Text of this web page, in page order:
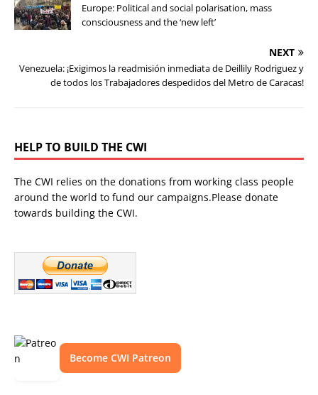
Europe: Political and social polarisation, mass
consciousness and the ‘new left’
NEXT
Venezuela: ¡Exigimos la readmisión inmediata de Deillily Rodriguez y
de todos los Trabajadores despedidos del Metro de Caracas!
HELP TO BUILD THE CWI
The CWI relies on the donations from working class people
around the world to fund our campaigns.Please donate
towards building the CWI.
Become CWI Patreon